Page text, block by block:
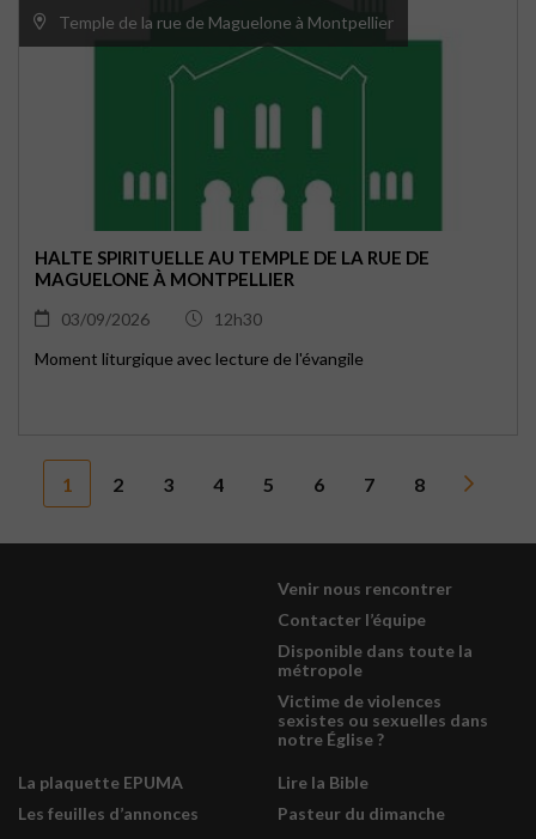
Temple de la rue de Maguelone à Montpellier
HALTE SPIRITUELLE AU TEMPLE DE LA RUE DE
MAGUELONE À MONTPELLIER
03/09/2026
12h30
Moment liturgique avec lecture de l'évangile
1 2 3 4 5 6 7 8
Venir nous rencontrer
Contacter l’équipe
Disponible dans toute la
métropole
Victime de violences
sexistes ou sexuelles dans
notre Église ?
La plaquette EPUMA
Les feuilles d’annonces
Lire la Bible
Pasteur du dimanche